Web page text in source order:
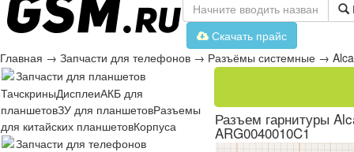
Скачать прайс
Главная → Запчасти для телефонов → Разъёмы системные →
Запчасти для планшетов
ТачскриныДисплеиАКБ для
планшетовЗУ для планшетовРазъемы
для китайских планшетовКорпуса
Запчасти для телефонов
Разъем гарнитуры
ARG0040010C1